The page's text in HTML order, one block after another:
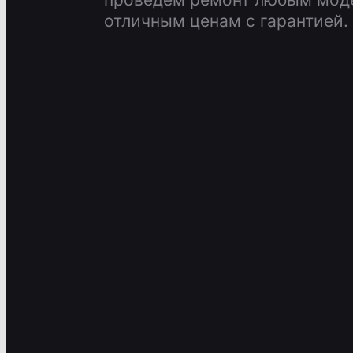
отличным ценам с гарантией.